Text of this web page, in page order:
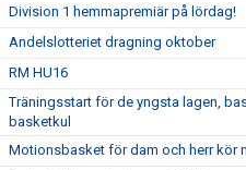
Division 1 hemmapremiär på lördag!
Andelslotteriet dragning oktober
RM HU16
Träningsstart för de yngsta lagen,
basketkul
Motionsbasket för dam och herr kör